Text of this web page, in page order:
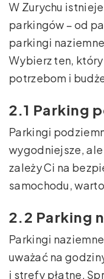
W Zurychu
parkingów – od
parkingi
Wybierz ten,
potrzebom i
2.1 Parking
Parkingi
wygodniejsze, ale
zależy Ci na
samochodu,
2.2 Parking
Parkingi
uważać na
i strefy płatne.